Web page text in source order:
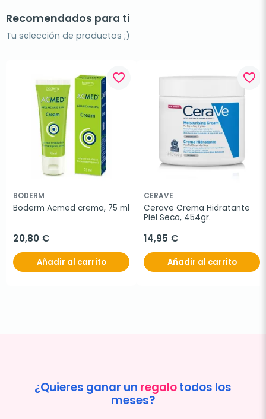
Recomendados para ti
Tu selección de productos ;)
favorite_border
BODERM
Boderm Acmed crema, 75 ml
20,80 €
Añadir al carrito
favorite_border
CERAVE
Cerave Crema Hidratante
Piel Seca, 454gr.
14,95 €
Añadir al carrito
¿Quieres ganar un regalotodos los
meses?